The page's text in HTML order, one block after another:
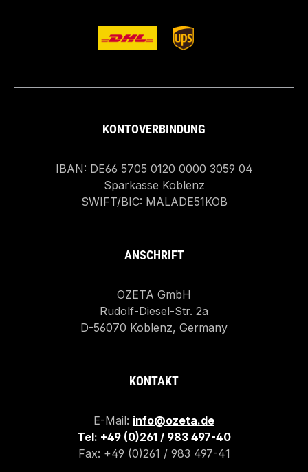
KONTOVERBINDUNG
IBAN: DE66 5705 0120 0000 3059 04
Sparkasse Koblenz
SWIFT/BIC: MALADE51KOB
ANSCHRIFT
OZETA GmbH
Rudolf-Diesel-Str. 2a
D-56070 Koblenz, Germany
KONTAKT
E-Mail: info@ozeta.de
Tel: +49 (0)261 / 983 497-40
Fax: +49 (0)261 / 983 497-41